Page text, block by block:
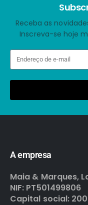
Receba as
Inscreva-se hoje
A empresa
Maia & Marques,
NIF: PT501499806
Capital social: